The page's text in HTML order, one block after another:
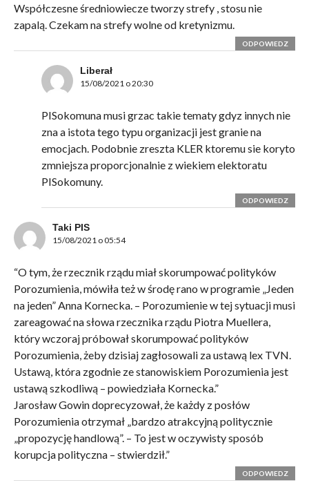
Współczesne średniowiecze tworzy strefy , stosu nie
zapalą. Czekam na strefy wolne od kretynizmu.
ODPOWIEDZ
Liberał
15/08/2021 o 20:30
PISokomuna musi grzac takie tematy gdyz innych nie
zna a istota tego typu organizacji jest granie na
emocjach. Podobnie zreszta KLER ktoremu sie koryto
zmniejsza proporcjonalnie z wiekiem elektoratu
PISokomuny.
ODPOWIEDZ
Taki PIS
15/08/2021 o 05:54
“O tym, że rzecznik rządu miał skorumpować polityków
Porozumienia, mówiła też w środę rano w programie „Jeden
na jeden” Anna Kornecka. – Porozumienie w tej sytuacji musi
zareagować na słowa rzecznika rządu Piotra Muellera,
który wczoraj próbował skorumpować polityków
Porozumienia, żeby dzisiaj zagłosowali za ustawą lex TVN.
Ustawą, która zgodnie ze stanowiskiem Porozumienia jest
ustawą szkodliwą – powiedziała Kornecka.”
Jarosław Gowin doprecyzował, że każdy z posłów
Porozumienia otrzymał „bardzo atrakcyjną politycznie
„propozycję handlową”. – To jest w oczywisty sposób
korupcja polityczna – stwierdził.”
ODPOWIEDZ